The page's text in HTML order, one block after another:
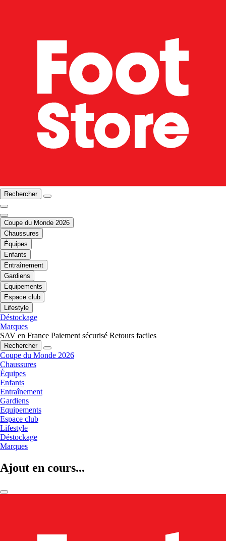
Rechercher
Coupe du Monde 2026
Chaussures
Équipes
Enfants
Entraînement
Gardiens
Equipements
Espace club
Lifestyle
Déstockage
Marques
SAV en France Paiement sécurisé Retours faciles
Rechercher
Coupe du Monde 2026
Chaussures
Équipes
Enfants
Entraînement
Gardiens
Equipements
Espace club
Lifestyle
Déstockage
Marques
Ajout en cours...